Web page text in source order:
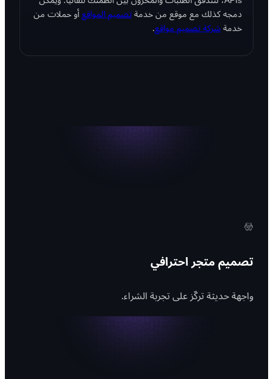
دمجه كذلك مع موقع من خدمةتصميم المواقعأو حملات من
خدمةشركة تصميم مواقع.
تصميم متجر احترافي
واجهة حديثة تركّز على تجربة الشراء.